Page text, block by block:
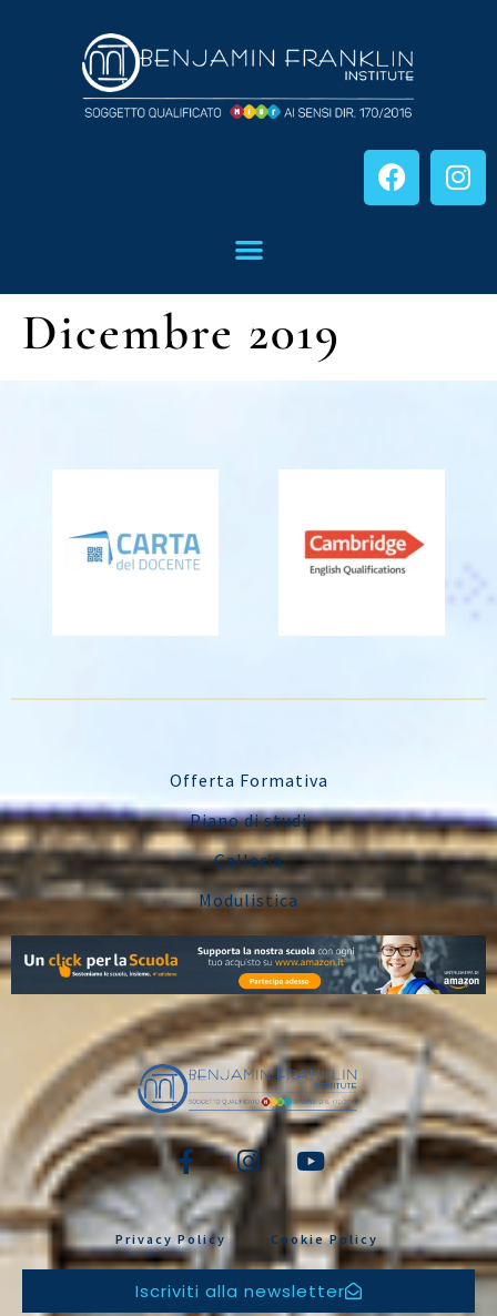
Dicembre 2019
Offerta Formativa
Piano di studi
Galleria
Modulistica
Privacy Policy Cookie Policy
Iscriviti alla newsletter